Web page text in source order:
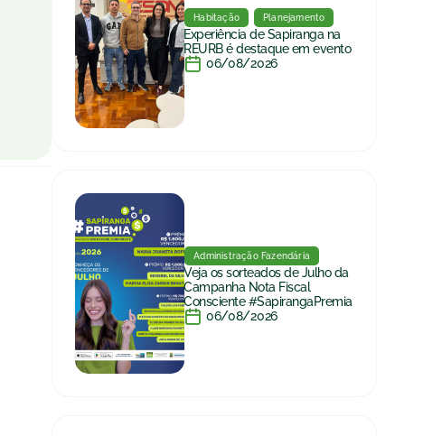
Habitação Planejamento
Experiência de Sapiranga na
REURB é destaque em evento
06/08/2026
Administração Fazendária
Veja os sorteados de Julho da
Campanha Nota Fiscal
Consciente #SapirangaPremia
06/08/2026